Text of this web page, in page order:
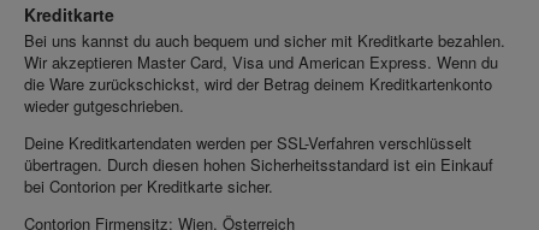
Kreditkarte
Bei uns kannst du auch bequem und sicher mit Kreditkarte bezahlen.
Wir akzeptieren Master Card, Visa und American Express. Wenn du
die Ware zurückschickst, wird der Betrag deinem Kreditkartenkonto
wieder gutgeschrieben.
Deine Kreditkartendaten werden per SSL-Verfahren verschlüsselt
übertragen. Durch diesen hohen Sicherheitsstandard ist ein Einkauf
bei Contorion per Kreditkarte sicher.
Contorion Firmensitz: Wien, Österreich